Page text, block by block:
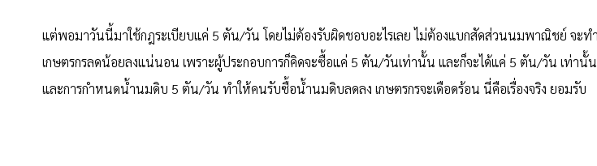
แต่พอมาวันนี้มาใช้กฎระเบียบแค่ 5 ตัน/วัน โดยไม่ต้องรับผิดชอบอะไรเลย ไม่ต้องแบกสัดส่วนนมพาณิชย์ จะท
เกษตรกรลดน้อยลงแน่นอน เพราะผู้ประกอบการก็คิดจะซื้อแค่ 5 ตัน/วันเท่านั้น และก็จะได้แค่ 5 ตัน/วัน เท่านั้
และการกำหนดน้ำนมดิบ 5 ตัน/วัน ทำให้คนรับซื้อน้ำนมดิบลดลง เกษตรกรจะเดือดร้อน นี่คือเรื่องจริง ยอมรับ